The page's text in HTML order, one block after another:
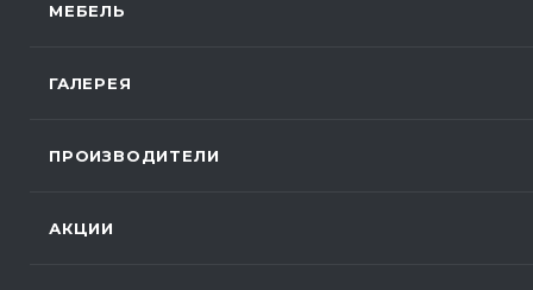
МЕБЕЛЬ
ГАЛЕРЕЯ
ПРОИЗВОДИТЕЛИ
АКЦИИ